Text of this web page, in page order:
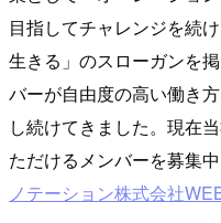
目指してチャレンジを続
生きる」のスローガンを
バーが自由度の高い働き
し続けてきました。現在
ただけるメンバーを募集
ノテーション株式会社